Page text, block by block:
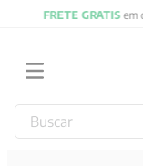
FRETE
Buscar